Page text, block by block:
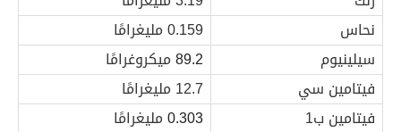
نحاس
0.159 مليغرامًا
سيلينيوم
89.2ميكروغرامًا
فيتامين سي
12.7 مليغرامًا
فيتامين ب1
0.303مليغرامًا